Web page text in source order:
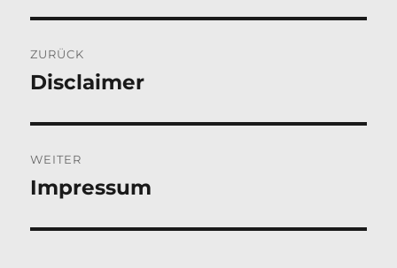
ZURÜCK
Vorheriger
Disclaimer
WEITER
Nächster
Impressum